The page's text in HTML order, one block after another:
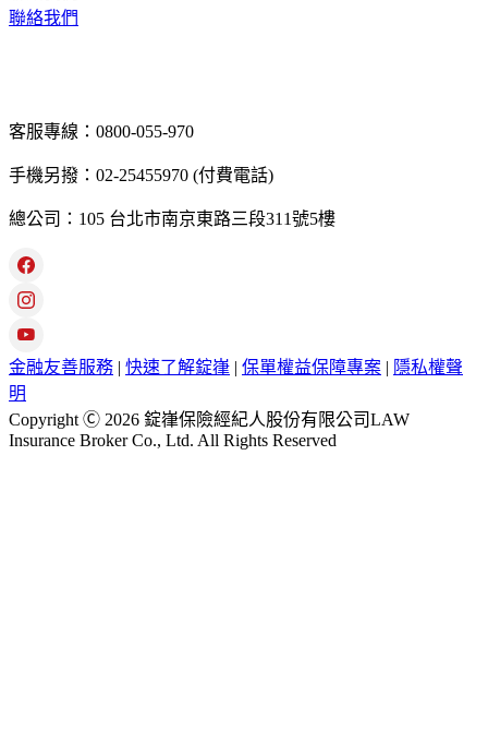
聯絡我們
客服專線：0800-055-970
手機另撥：02-25455970 (付費電話)
總公司：105 台北市南京東路三段311號5樓
金融友善服務 | 快速了解錠嵂 | 保單權益保障專案 | 隱私權聲
明
Copyright Ⓒ 2026 錠嵂保險經紀人股份有限公司LAW
Insurance Broker Co., Ltd. All Rights Reserved